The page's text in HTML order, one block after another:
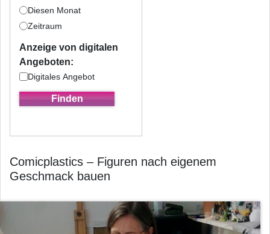
Diesen Monat
Zeitraum
Anzeige von digitalen
Angeboten:
Digitales Angebot
Comicplastics – Figuren nach eigenem
Geschmack bauen